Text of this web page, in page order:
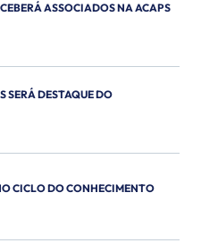
ASSOCIADOS NA ACAPS
SERÁ DESTAQUE DO
CICLO DO CONHECIMENTO